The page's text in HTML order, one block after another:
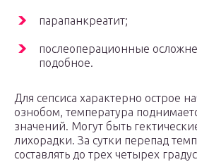
парапанкреатит;
послеоперационные
подобное.
Для сепсиса характерно острое
ознобом, температура
значений. Могут быть
лихорадки. За сутки перепад
составлять до трех четырех